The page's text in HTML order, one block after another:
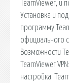
TeamViewer, и
Установка и
программу
официального
Возможности
TeamViewer
настройка.